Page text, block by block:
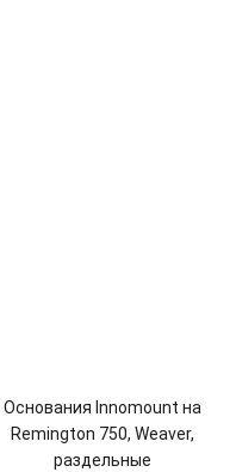
Основания Innomount на
Remington 750, Weaver,
раздельные